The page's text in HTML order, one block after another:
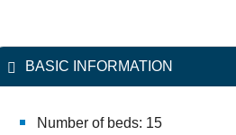
BASIC INFORMATION
Number of beds: 15